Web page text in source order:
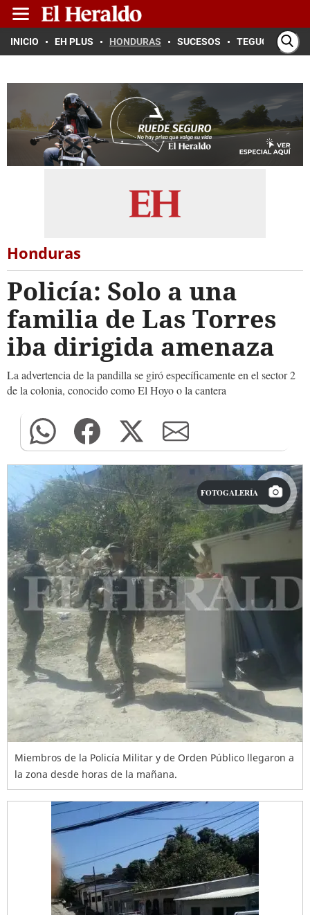
INICIO EH PLUS HONDURAS SUCESOS TEGUCIGALPA
Honduras
Policía: Solo a una
familia de Las Torres
iba dirigida amenaza
La advertencia de la pandilla se giró específicamente en el sector 2
de la colonia, conocido como El Hoyo o la cantera
FOTOGALERÍA
Miembros de la Policía Militar y de Orden Público llegaron a
la zona desde horas de la mañana.